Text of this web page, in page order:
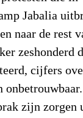
Jabalia
naar de rest
zeshonderd
cijfers
zijn zorgen